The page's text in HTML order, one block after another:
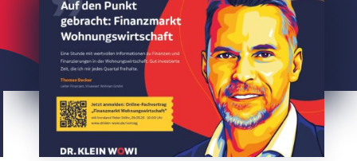
Unternehmenssteuerung
Persönlich & digital mit WOWICONTROL
Dekarbonisierung
Vollumfänglich & softwaregestützt
Stakeholder & Gremien
Übersicht
Kundenstimmen
Erfahrungen mit Dr. Klein Wowi
Update Zinsentwicklung und Top-Konditionen
Seit 21.07.26 gültig: Die neue BEG-Förderlogik im
KfW-Programm 261
Ansprechpartner